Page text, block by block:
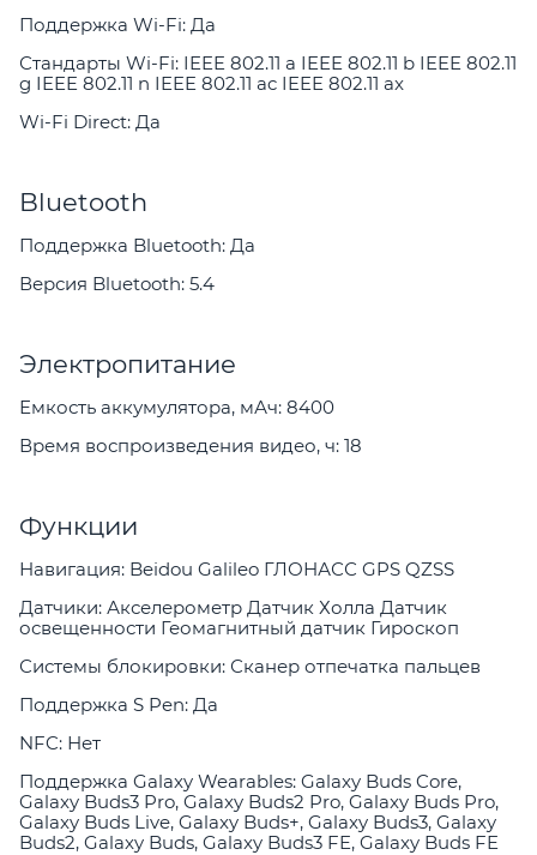
Поддержка Wi-Fi: Да
Стандарты Wi-Fi: IEEE 802.11 a IEEE 802.11 b IEEE 802.11
g IEEE 802.11 n IEEE 802.11 ac IEEE 802.11 ax
Wi-Fi Direct: Да
Bluetooth
Поддержка Bluetooth: Да
Версия Bluetooth: 5.4
Электропитание
Емкость аккумулятора, мАч: 8400
Время воспроизведения видео, ч: 18
Функции
Навигация: Beidou Galileo ГЛОНАСС GPS QZSS
Датчики: Акселерометр Датчик Холла Датчик
освещенности Геомагнитный датчик Гироскоп
Системы блокировки: Сканер отпечатка пальцев
Поддержка S Pen: Да
NFC: Нет
Поддержка Galaxy Wearables: Galaxy Buds Core,
Galaxy Buds3 Pro, Galaxy Buds2 Pro, Galaxy Buds Pro,
Galaxy Buds Live, Galaxy Buds+, Galaxy Buds3, Galaxy
Buds2, Galaxy Buds, Galaxy Buds3 FE, Galaxy Buds FE